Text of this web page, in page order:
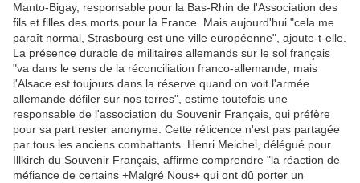
Manto-Bigay, responsable pour la Bas-Rhin de l'Association des
fils et filles des morts pour la France. Mais aujourd'hui "cela me
paraît normal, Strasbourg est une ville européenne", ajoute-t-elle.
La présence durable de militaires allemands sur le sol français
"va dans le sens de la réconciliation franco-allemande, mais
l'Alsace est toujours dans la réserve quand on voit l'armée
allemande défiler sur nos terres", estime toutefois une
responsable de l'association du Souvenir Français, qui préfère
pour sa part rester anonyme. Cette réticence n'est pas partagée
par tous les anciens combattants. Henri Meichel, délégué pour
Illkirch du Souvenir Français, affirme comprendre "la réaction de
méfiance de certains +Malgré Nous+ qui ont dû porter un